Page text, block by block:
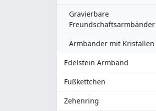
Gravierbare
Freundschaftsarmbänder
Armbänder mit Kristallen
Edelstein Armband
Fußkettchen
Zehenring